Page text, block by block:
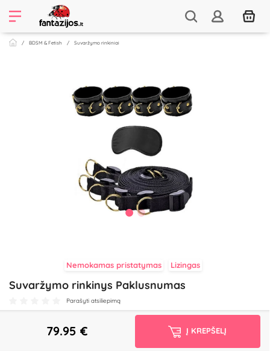
BDSM & Fetish Suvaržymo rinkiniai
Nemokamas pristatymas Lizingas
Suvaržymo rinkinys Paklusnumas
Parašyti atsiliepimą
79.95 € Į KREPŠELĮ